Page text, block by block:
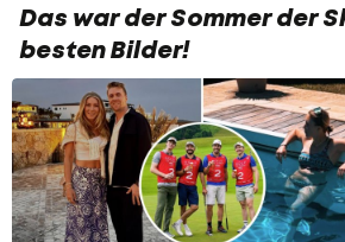
Das war der Sommer der
besten Bilder!